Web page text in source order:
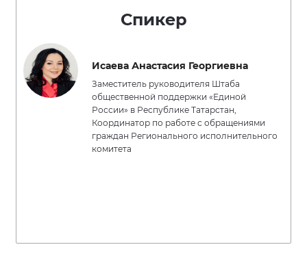
Спикер
Исаева Анастасия Георгиевна
Заместитель руководителя Штаба
общественной поддержки «Единой
России» в Республике Татарстан,
Координатор по работе с обращениями
граждан Регионального исполнительного
комитета